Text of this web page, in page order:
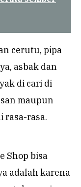
cerutu, pipa
asbak dan
di cari di
maupun
rasa-rasa.
Shop bisa
adalah karena